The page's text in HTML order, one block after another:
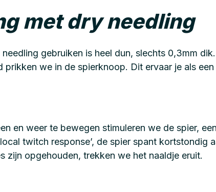
met dry needling
gebruiken is heel dun, slechts 0,3mm
prikken we in de spierknoop. Dit ervaar je als
en weer te bewegen stimuleren we de spier,
twitch response’, de spier spant kortstondig
zijn opgehouden, trekken we het naaldje eruit.